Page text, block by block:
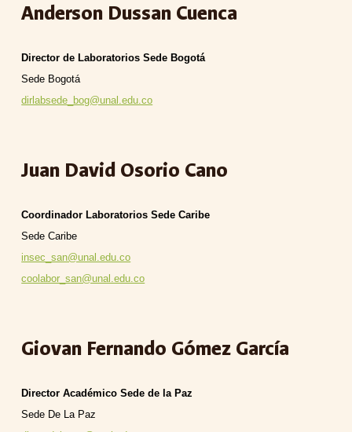
Anderson Dussan Cuenca
Director de Laboratorios Sede Bogotá
Sede Bogotá
dirlabsede_bog@unal.edu.co
Juan David Osorio Cano
Coordinador Laboratorios Sede Caribe
SedeCaribe
insec_san@unal.edu.co
coolabor_san@unal.edu.co
Giovan Fernando Gómez García
Director Académico Sede de la Paz
Sede De La Paz